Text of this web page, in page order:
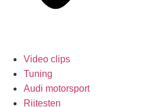
Video clips
Tuning
Audi motorsport
Rijtesten